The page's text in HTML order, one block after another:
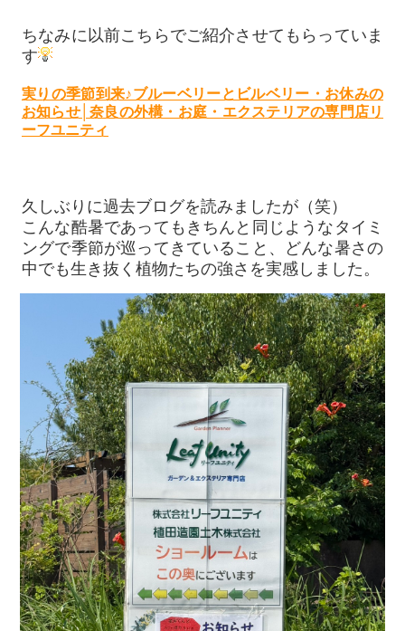
ちなみに以前こちらでご紹介させてもらっていま
す
実りの季節到来♪ブルーベリーとビルベリー・お休みの
お知らせ│奈良の外構・お庭・エクステリアの専門店リ
ーフユニティ
久しぶりに過去ブログを読みましたが（笑）
こんな酷暑であってもきちんと同じようなタイミ
ングで季節が巡ってきていること、どんな暑さの
中でも生き抜く植物たちの強さを実感しました。